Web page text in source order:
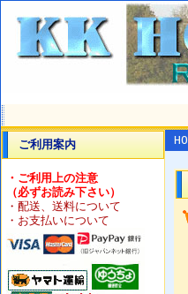
ご利用案内
・ご利用上の注意
（必ずお読み下さい）
・配送、送料について
・お支払いについて